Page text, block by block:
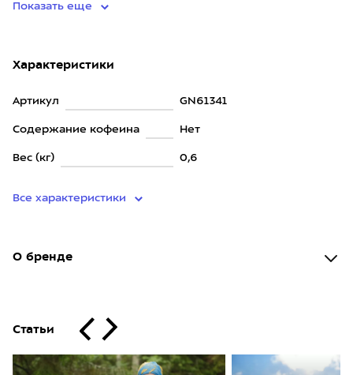
Показать еще
Характеристики
Артикул GN61341
Содержание кофеина Нет
Вес (кг) 0,6
Все характеристики
О бренде
Статьи